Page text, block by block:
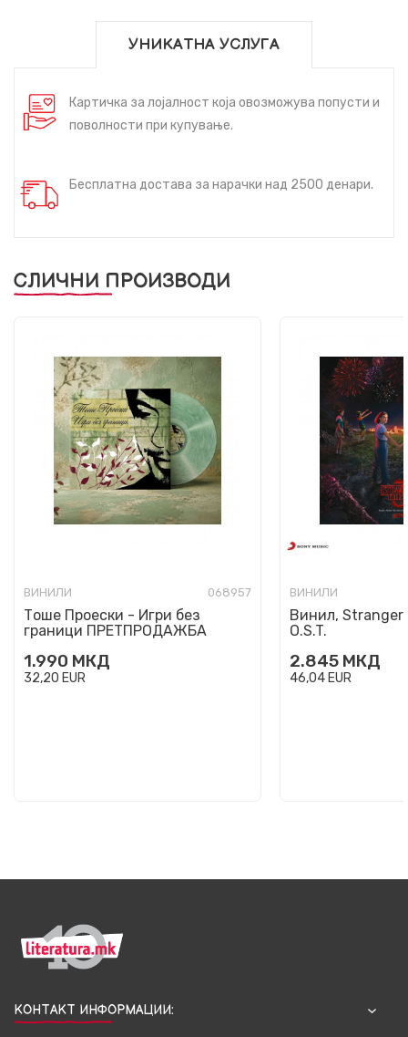
УНИКАТНА УСЛУГА
Картичка за лојалност која овозможува попусти и
поволности при купување.
Бесплатна достава за нарачки над 2500 денари.
СЛИЧНИ ПРОИЗВОДИ
ВИНИЛИ 068957
Тоше Проески - Игри без
граници ПРЕТПРОДАЖБА
1.990 МКД
32,20 EUR
ВИНИЛИ
Винил, Stranger
O.S.T.
2.845 МКД
46,04EUR
КОНТАКТ ИНФОРМАЦИИ: